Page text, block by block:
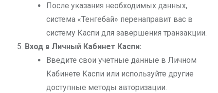
После указания необходимых данных,
система «Тенгебай» перенаправит вас в
систему Каспи для завершения транзакции.
Вход в Личный Кабинет Каспи:
Введите свои учетные данные в Личном
Кабинете Каспи или используйте другие
доступные методы авторизации.